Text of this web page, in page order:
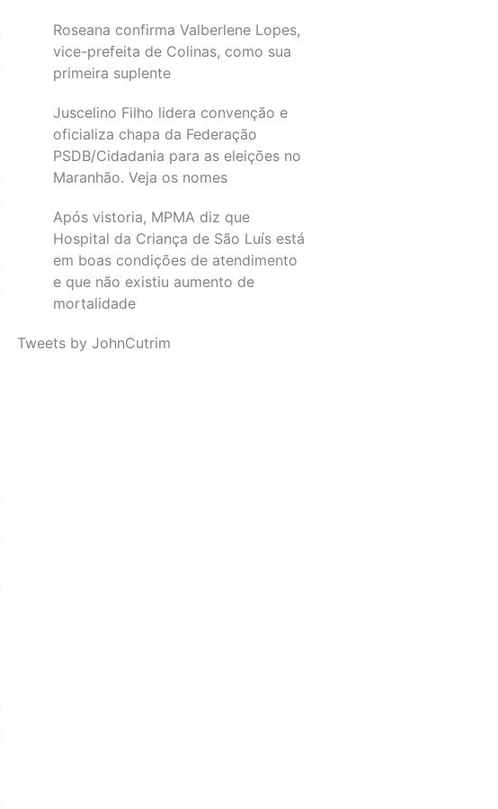
Roseana confirma Valberlene Lopes,
vice-prefeita de Colinas, como sua
primeira suplente
Juscelino Filho lidera convenção e
oficializa chapa da Federação
PSDB/Cidadania para as eleições no
Maranhão. Veja os nomes
Após vistoria, MPMA diz que
Hospital da Criança de São Luís está
em boas condições de atendimento
e que não existiu aumento de
mortalidade
Tweets by JohnCutrim